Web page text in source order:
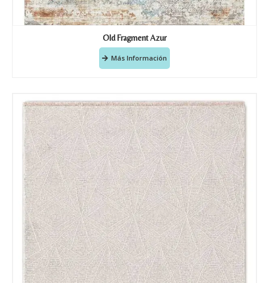
Old Fragment Azur
Más Información